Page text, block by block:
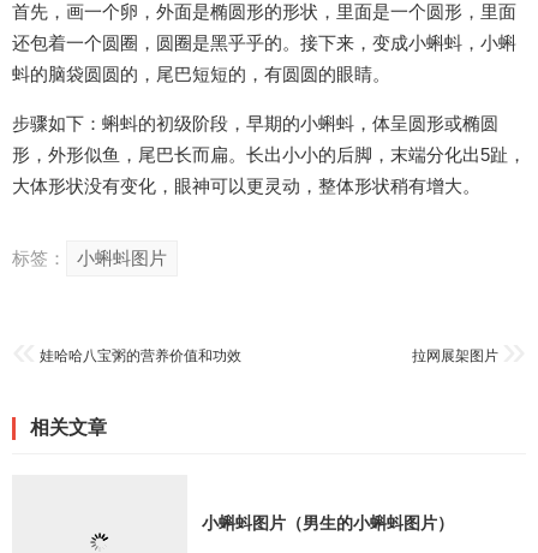
首先，画一个卵，外面是椭圆形的形状，里面是一个圆形，里面
还包着一个圆圈，圆圈是黑乎乎的。接下来，变成小蝌蚪，小蝌
蚪的脑袋圆圆的，尾巴短短的，有圆圆的眼睛。
步骤如下：蝌蚪的初级阶段，早期的小蝌蚪，体呈圆形或椭圆
形，外形似鱼，尾巴长而扁。长出小小的后脚，末端分化出5趾，
大体形状没有变化，眼神可以更灵动，整体形状稍有增大。
标签： 小蝌蚪图片
娃哈哈八宝粥的营养价值和功效 拉网展架图片
相关文章
小蝌蚪图片（男生的小蝌蚪图片）